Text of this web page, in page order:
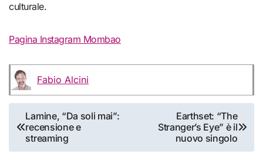
culturale.
Pagina Instagram Mombao
Fabio Alcini
Navigazione
articoli
Lamine, “Da soli mai”:
recensione e
streaming
Earthset: “The
Stranger’s Eye” è il
nuovo singolo